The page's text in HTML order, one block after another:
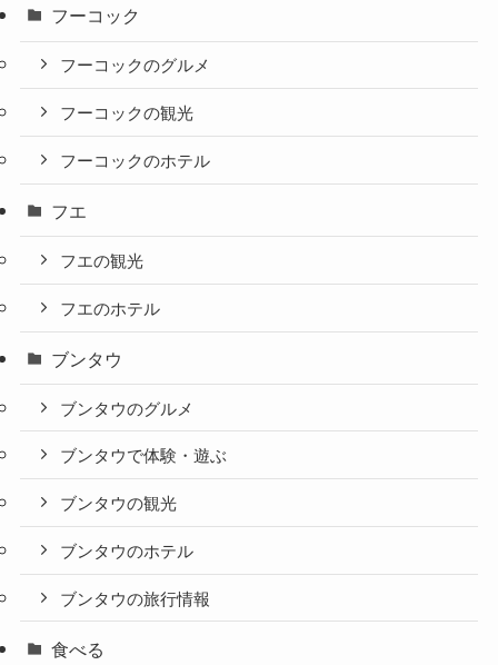
フーコック
フーコックのグルメ
フーコックの観光
フーコックのホテル
フエ
フエの観光
フエのホテル
ブンタウ
ブンタウのグルメ
ブンタウで体験・遊ぶ
ブンタウの観光
ブンタウのホテル
ブンタウの旅行情報
食べる